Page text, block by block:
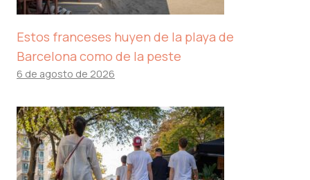
Estos franceses huyen de la playa de
Barcelona como de la peste
6 de agosto de 2026